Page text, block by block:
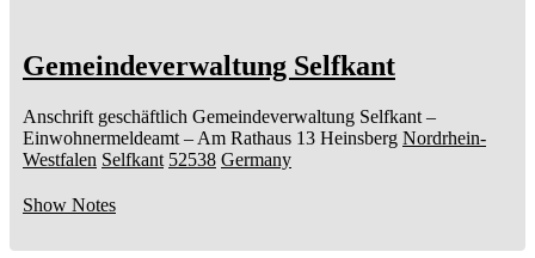
Gemeindeverwaltung Selfkant
Anschrift geschäftlich Gemeindeverwaltung Selfkant –
Einwohnermeldeamt – Am Rathaus 13 Heinsberg Nordrhein-
Westfalen Selfkant 52538 Germany
Show Notes